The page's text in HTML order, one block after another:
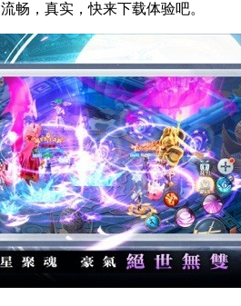
畅，真实，快来下载体验吧。